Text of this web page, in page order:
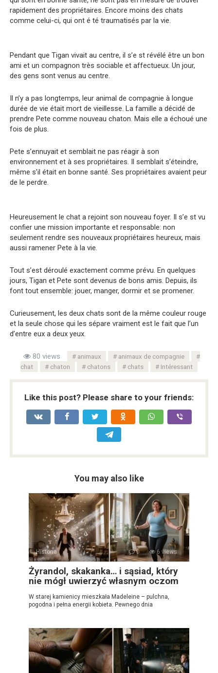
rapidement des propriétaires. Encore moins des chats
comme celui-ci, qui ont é té traumatisés par la vie.
Pendant que Tigan vivait au centre, il s’e st révélé être un bon
ami et un compagnon très sociable et affectueux. Un jour,
des gens sont venus au centre.
Il n’y a pas longtemps, leur animal de compagnie à longue
durée de vie était mort de vieillesse. La famille a décidé de
prendre Pete comme nouveau chaton. Mais elle a échoué une
fois de plus.
Pete s’ennuyait et semblait ne pas réagir à son
environnement et à ses propriétaires. Il semblait s’éteindre,
même s’il était en bonne santé. Ses propriétaires avaient peur
de le perdre.
Heureusement le chat a rejoint son nouveau foyer. Il s’e st vu
confier une mission importante et responsable: non
seulement rendre ses nouveaux propriétaires heureux, mais
aussi ramener Pete à la vie.
Tout s’est déroulé exactement comme prévu. En quelques
jours, Tigan et Pete sont devenus de bons amis. Depuis, ils
font tout ensemble: jouer, manger, dormir et se promener.
Curieusement, les deux chats sont de la même couleur rouge
et la seule chose qui les sépare vraiment est le fait que l’un
d’entre eux a deux yeux.
80 views animaux
animaux de compagnie
chat
chaton chatons chats Intéressant
Like this post? Please share to your friends:
You may also like
Historia 0 6 views
Żyrandol, skakanka… i sąsiad, który
nie mógł uwierzyć własnym oczom
W starej kamienicy mieszkała Madeleine – pulchna,
pogodna i pełna energii kobieta. Pewnego dnia